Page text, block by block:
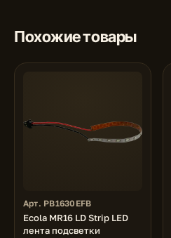
Похожие товары
Арт. PB1630EFB
Ecola MR16 LD Strip LED
лента подсветки